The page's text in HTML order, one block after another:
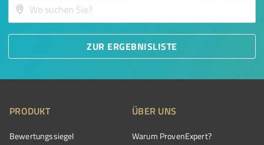
ZUR ERGEBNISLISTE
PRODUKT
Bewertungssiegel
ÜBER UNS
Warum ProvenExpert?